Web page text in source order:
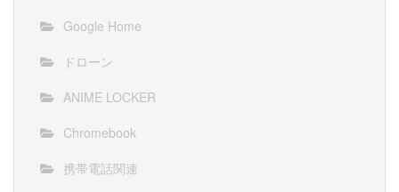
Google Home
ドローン
ANIME LOCKER
Chromebook
携帯電話関連